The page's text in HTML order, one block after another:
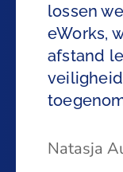
lossen
eWorks,
afstand
Natasja